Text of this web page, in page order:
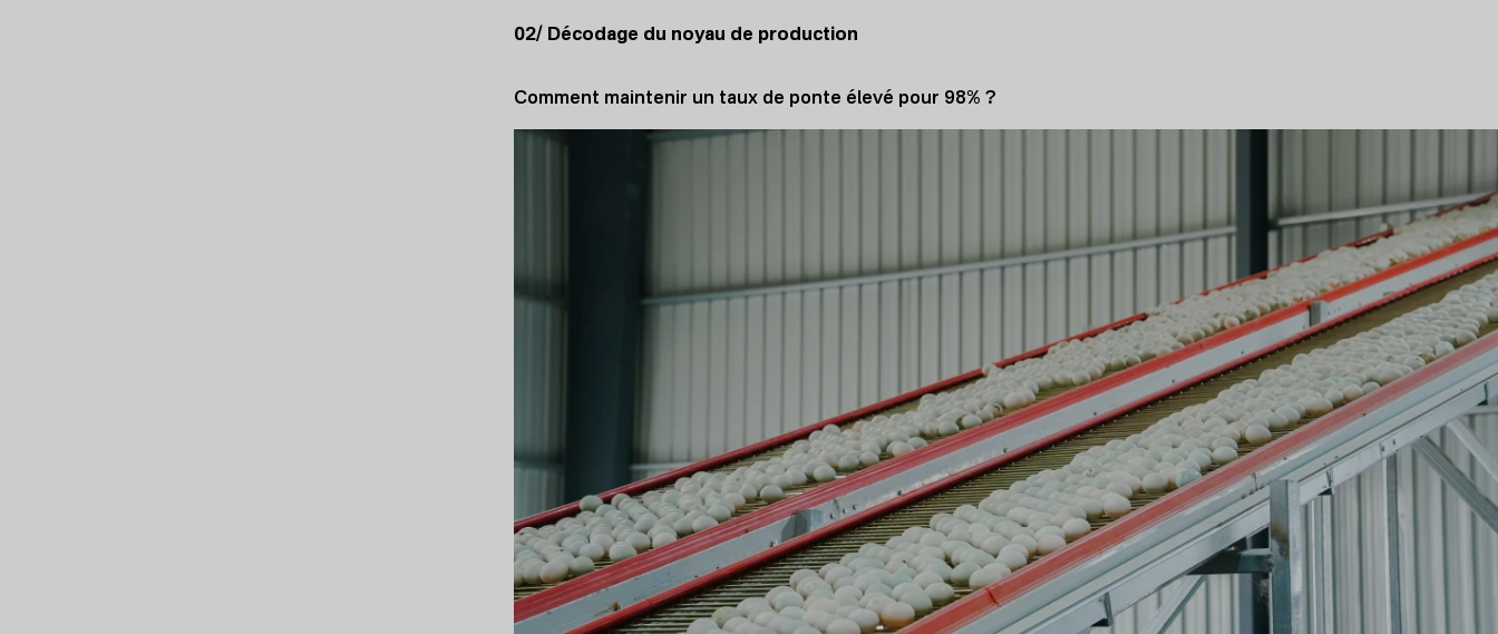
02/ Décodage du noyau de production
Comment maintenir un taux de ponte élevé pour 98% ?